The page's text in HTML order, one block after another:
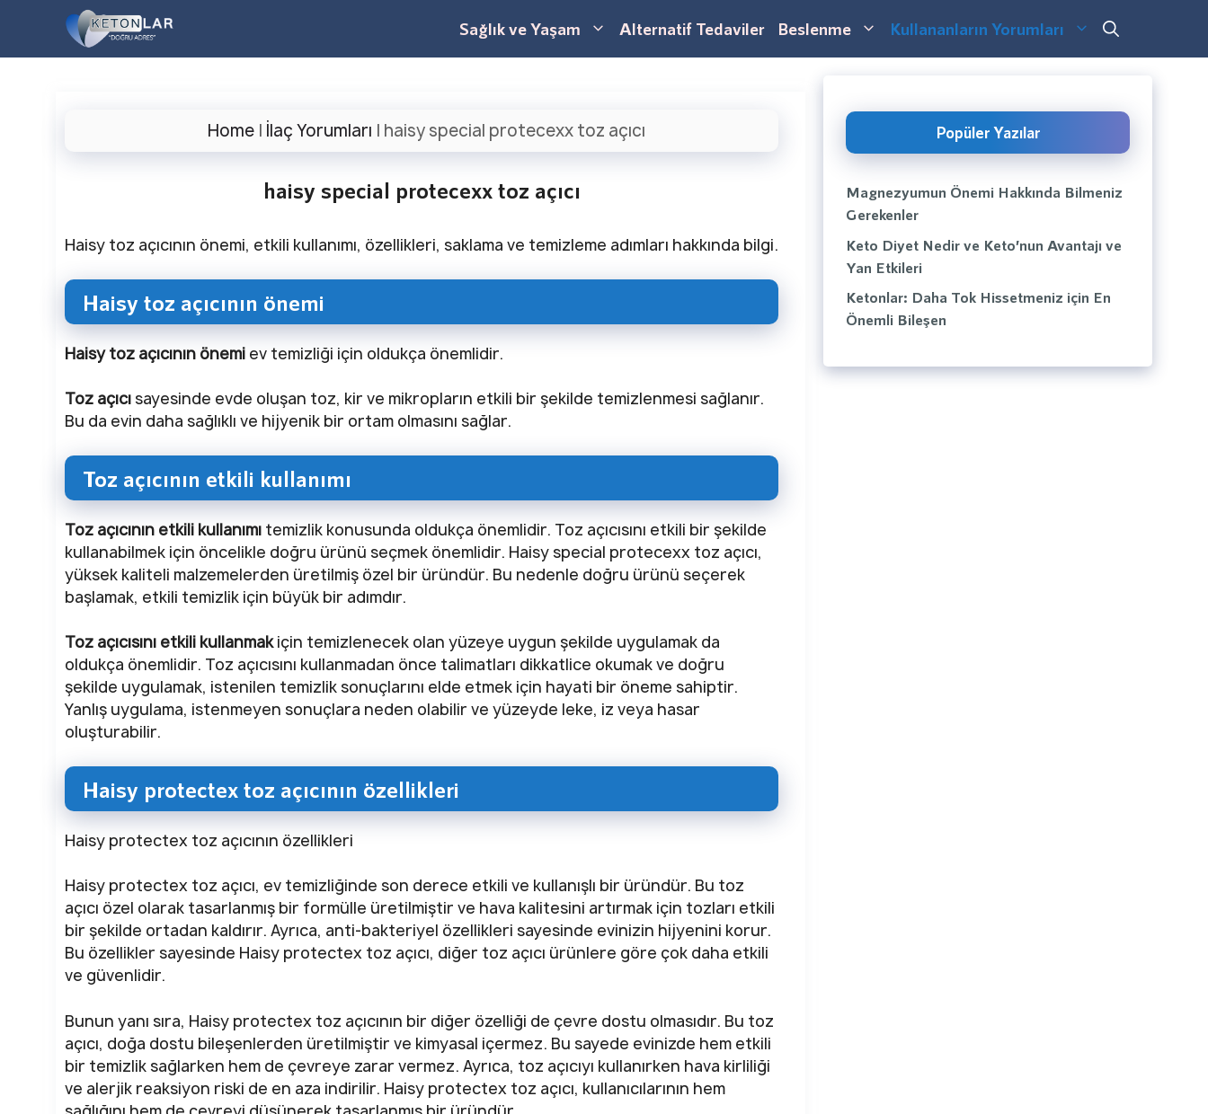
Sağlık ve Yaşam Alternatif Tedaviler Beslenme Kullananların Yorumları
Home| İlaç Yorumları | haisy special protecexx toz açıcı
haisy special protecexx toz açıcı
Haisy toz açıcının önemi, etkili kullanımı, özellikleri, saklama ve temizleme adımları hakkında bilgi.
Haisy toz açıcının önemi
Haisy toz açıcının önemi ev temizliği için oldukça önemlidir.
Toz açıcı sayesinde evde oluşan toz, kir ve mikropların etkili bir şekilde temizlenmesi sağlanır.
Bu da evin daha sağlıklı ve hijyenik bir ortam olmasını sağlar.
Toz açıcının etkili kullanımı
Toz açıcının etkili kullanımı temizlik konusunda oldukça önemlidir. Toz açıcısını etkili bir şekilde
kullanabilmek için öncelikle doğru ürünü seçmek önemlidir. Haisy special protecexx toz açıcı,
yüksek kaliteli malzemelerden üretilmiş özel bir üründür. Bu nedenle doğru ürünü seçerek
başlamak, etkili temizlik için büyük bir adımdır.
Toz açıcısını etkili kullanmakiçin temizlenecek olan yüzeye uygun şekilde uygulamak da
oldukça önemlidir. Toz açıcısını kullanmadan önce talimatları dikkatlice okumak ve doğru
şekilde uygulamak, istenilen temizlik sonuçlarını elde etmek için hayati bir öneme sahiptir.
Yanlış uygulama, istenmeyen sonuçlara neden olabilir ve yüzeyde leke, iz veya hasar
oluşturabilir.
Haisy protectex toz açıcının özellikleri
Haisy protectex toz açıcının özellikleri
Haisy protectex toz açıcı, ev temizliğinde son derece etkili ve kullanışlı bir üründür. Bu toz
açıcı özel olarak tasarlanmış bir formülle üretilmiştir ve hava kalitesini artırmak için tozları etkili
bir şekilde ortadan kaldırır. Ayrıca, anti-bakteriyel özellikleri sayesinde evinizin hijyenini korur.
Bu özellikler sayesinde Haisy protectex toz açıcı, diğer toz açıcı ürünlere göre çok daha etkili
ve güvenlidir.
Bunun yanı sıra, Haisy protectex toz açıcının bir diğer özelliği de çevre dostu olmasıdır. Bu toz
açıcı, doğa dostu bileşenlerden üretilmiştir ve kimyasal içermez. Bu sayede evinizde hem etkili
bir temizlik sağlarken hem de çevreye zarar vermez. Ayrıca, toz açıcıyı kullanırken hava kirliliği
ve alerjik reaksiyon riski de en aza indirilir. Haisy protectex toz açıcı, kullanıcılarının hem
Popüler Yazılar
Magnezyumun Önemi Hakkında Bilmeniz
Gerekenler
Keto Diyet Nedir ve Keto’nun Avantajı ve
Yan Etkileri
Ketonlar: Daha Tok Hissetmeniz için En
Önemli Bileşen